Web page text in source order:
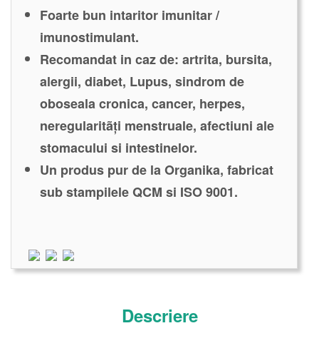
Foarte bun intaritor imunitar /
imunostimulant.
Recomandat in caz de: artrita, bursita,
alergii, diabet, Lupus, sindrom de
oboseala cronica, cancer, herpes,
neregularitãţi menstruale, afectiuni ale
stomacului si intestinelor.
Un produs pur de la Organika, fabricat
sub stampilele QCM si ISO 9001.
Descriere